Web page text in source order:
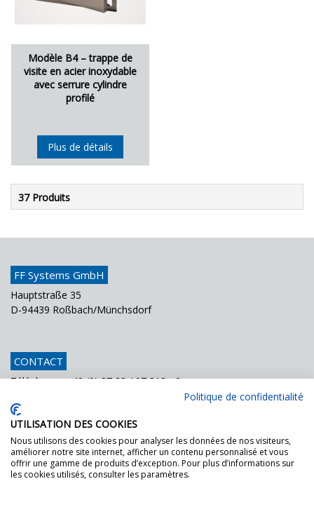
Modèle B4 – trappe de
visite en acier inoxydable
avec serrure cylindre
profilé
Plus de détails
37 Produits
FF Systems GmbH
Hauptstraße 35
D-94439 Roßbach/Münchsdorf
CONTACT
Téléphone +49 (0) 87 23 / 97 818 - 0
+49 (0) 87 23 / 97 818 - 70
Courriel
FF GOES GREEN!
Demandez les documents pour la certification
Politique de confidentialité
UTILISATION DES COOKIES
Nous utilisons des cookies pour analyser les données de nos visiteurs,
améliorer notre site internet, afficher un contenu personnalisé et vous
offrir une gamme de produits d’exception. Pour plus d’informations sur
les cookies utilisés, consulter les paramètres.